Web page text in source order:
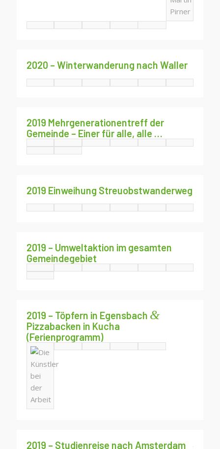
2020 – Winterwanderung nach Waller
2019 Mehrgenerationentreff der
Gemeinde – Einer für alle, alle …
2019 Einweihung Streuobstwanderweg
2019 – Umweltaktion im gesamten
Gemeindegebiet
2019 – Töpfern in Egensbach &
Pizzabacken in Kucha
(Ferienprogramm)
2019 – Studienreise nach Amsterdam